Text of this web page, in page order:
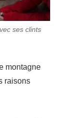
ses clints
montagne
raisons